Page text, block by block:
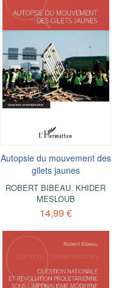
Autopsie du mouvement des
gilets jaunes
ROBERT BIBEAU, KHIDER
MESLOUB
14,99 €